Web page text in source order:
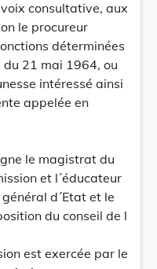
consultative, aux
le procureur
déterminées
21 mai 1964, ou
intéressé ainsi
appelée en
le magistrat du
et l´éducateur
d´Etat et le
du conseil de l
est exercée par le